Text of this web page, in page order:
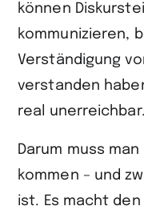
können
kommunizieren,
Verständigung
verstanden
real unerreichbar.
Darum muss
kommen – und
ist. Es macht